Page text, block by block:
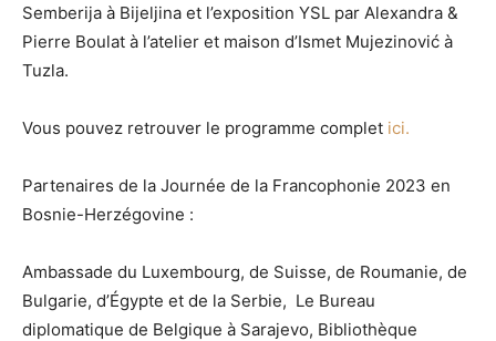
Semberija à Bijeljina et l’exposition YSL par Alexandra &
Pierre Boulat à l’atelier et maison d’Ismet Mujezinović à
Tuzla.
Vous pouvez retrouver le programme complet ici.
Partenaires de la Journée de la Francophonie 2023 en
Bosnie-Herzégovine :
Ambassade du Luxembourg, de Suisse, de Roumanie, de
Bulgarie, d’Égypte et de la Serbie, Le Bureau
diplomatique de Belgique à Sarajevo, Bibliothèque